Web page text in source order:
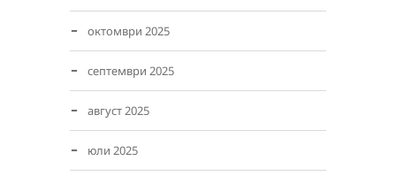
октомври 2025
септември 2025
август 2025
юли 2025